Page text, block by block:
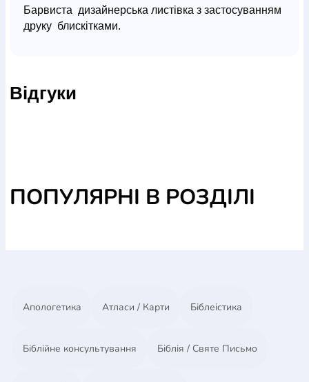
Барвиста дизайнерська листівка з застосуванням
друку блискітками.
Відгуки
ПОПУЛЯРНІ В РОЗДІЛІ
Апологетика Атласи / Карти Біблеістика
Біблійне консультування Біблія / Святе Письмо